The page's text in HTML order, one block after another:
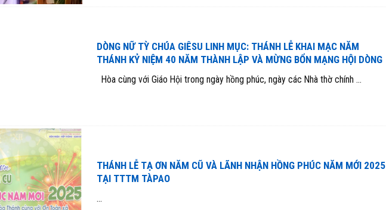
DÒNG NỮ TỲ CHÚA GIÊSU LINH MỤC: THÁNH LỄ KHAI MẠC NĂM
THÁNH KỶ NIỆM 40 NĂM THÀNH LẬP VÀ MỪNG BỔN MẠNG HỘI DÒNG
Hòa cùng với Giáo Hội trong ngày hồng phúc, ngày các Nhà thờ chính ...
THÁNH LỄ TẠ ƠN NĂM CŨ VÀ LÃNH NHẬN HỒNG PHÚC NĂM MỚI 2025
TẠI TTTM TÀPAO
...